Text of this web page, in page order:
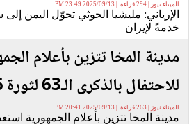
الميناء نيوز | 294 قراءة | 2025/09/13 23:49 PM
الإرياني: مليشيا الحوثي تحوّل اليمن
خدمةً لإيران
مدينة المخا تتزين بأعلام
للاحتفال بالذكرى الـ63 لثورة 26 سبتمبر
الميناء نيوز | 263 قراءة | 2025/09/13 20:41 PM
مدينة المخا تتزين بأعلام الجمهورية